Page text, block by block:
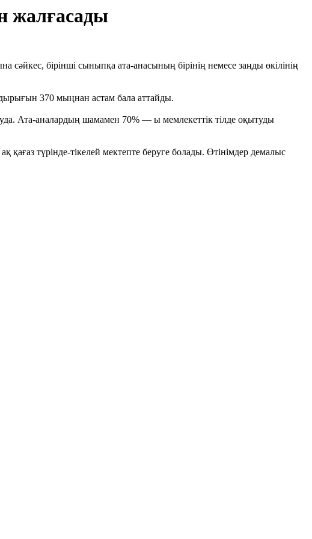
жалғасады
бірінші сыныпқа ата-анасының бірінің немесе заңды өкілінің
370 мыңнан астам бала аттайды.
Ата-аналардың шамамен 70% — ы мемлекеттік тілде оқытуды
түрінде-тікелей мектепте беруге болады. Өтінімдер демалыс